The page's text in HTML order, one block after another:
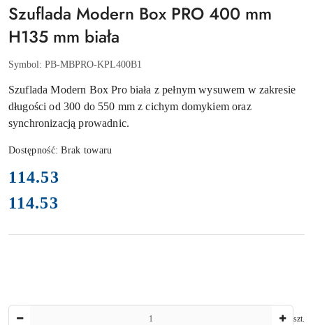
Szuflada Modern Box PRO 400 mm
H135 mm biała
Symbol: PB-MBPRO-KPL400B1
Szuflada Modern Box Pro biała z pełnym wysuwem w zakresie
długości od 300 do 550 mm z cichym domykiem oraz
synchronizacją prowadnic.
Dostępność:Brak towaru
cena:
114.53
Cena:
114.53
szt.